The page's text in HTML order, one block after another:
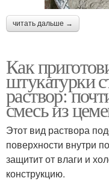
читать дальше →
Как
штукатурки
раствор:
смесь из
Этот вид раствора
поверхности внутри
защитит от влаги и
конструкцию.